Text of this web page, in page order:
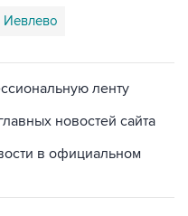
Иевлево
ленту
новостей сайта
в официальном